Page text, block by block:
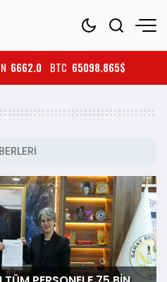
6662.0 BTC 65098.865$